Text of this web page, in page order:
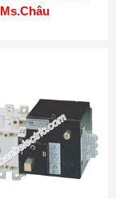
Ms.Châu